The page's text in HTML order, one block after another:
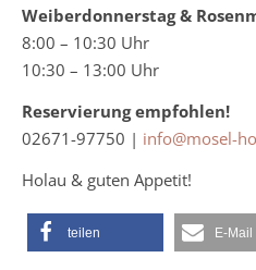
Weiberdonnerstag &
8:00 – 10:30 Uhr
10:30 – 13:00 Uhr
Reservierung empfohlen!
02671-97750 | info@mosel-
Holau & guten Appetit!
teilen E-Mail